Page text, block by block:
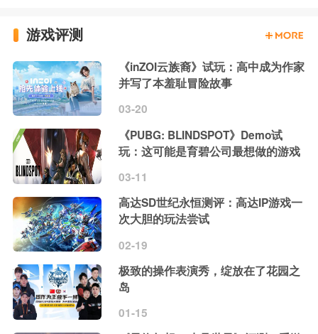
游戏评测
《inZOI云族裔》试玩：高中成为作家
并写了本羞耻冒险故事
03-20
《PUBG: BLINDSPOT》Demo试
玩：这可能是育碧公司最想做的游戏
03-11
高达SD世纪永恒测评：高达IP游戏一
次大胆的玩法尝试
02-19
极致的操作表演秀，绽放在了花园之
岛
01-15